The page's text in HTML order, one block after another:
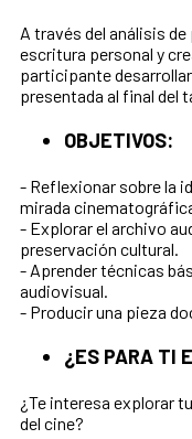
A través del análisis
escritura personal y
participante
presentada al final del
OBJETIVOS:
- Reflexionar sobre la
mirada
- Explorar el archivo
preservación cultural.
- Aprender técnicas
audiovisual.
- Producir una pieza
¿ES PARA TI
¿Te interesa explorar
del cine?